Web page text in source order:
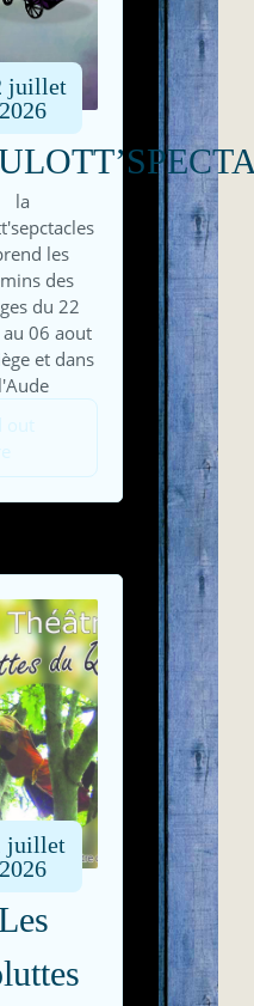
juillet
2026
la
les
des
du 22
06 aout
et dans
l'Aude
out
juillet
2026